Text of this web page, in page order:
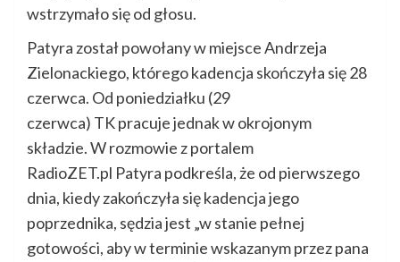
wstrzymało się od głosu.
Patyra został powołany w miejsce Andrzeja
Zielonackiego, którego kadencja skończyła się 28
czerwca. Od poniedziałku (29
czerwca) TK pracuje jednak w okrojonym
składzie. W rozmowie z portalem
RadioZET.pl Patyra podkreśla, że od pierwszego
dnia, kiedy zakończyła się kadencja jego
poprzednika, sędzia jest „w stanie pełnej
gotowości, aby w terminie wskazanym przez pana